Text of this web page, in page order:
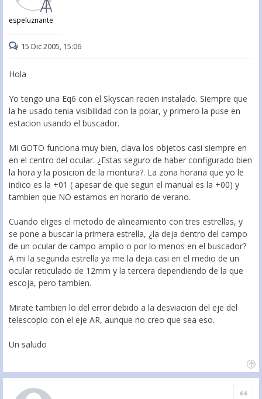
espeluznante
15 Dic 2005, 15:06
Hola
Yo tengo una Eq6 con el Skyscan recien instalado. Siempre que
la he usado tenia visibilidad con la polar, y primero la puse en
estacion usando el buscador.
Mi GOTO funciona muy bien, clava los objetos casi siempre en
en el centro del ocular. ¿Estas seguro de haber configurado bien
la hora y la posicion de la montura?. La zona horaria que yo le
indico es la +01 ( apesar de que segun el manual es la +00) y
tambien que NO estamos en horario de verano.
Cuando eliges el metodo de alineamiento con tres estrellas, y
se pone a buscar la primera estrella, ¿la deja dentro del campo
de un ocular de campo amplio o por lo menos en el buscador?
A mi la segunda estrella ya me la deja casi en el medio de un
ocular reticulado de 12mm y la tercera dependiendo de la que
escoja, pero tambien.
Mirate tambien lo del error debido a la desviacion del eje del
telescopio con el eje AR, aunque no creo que sea eso.
Un saludo
Citar